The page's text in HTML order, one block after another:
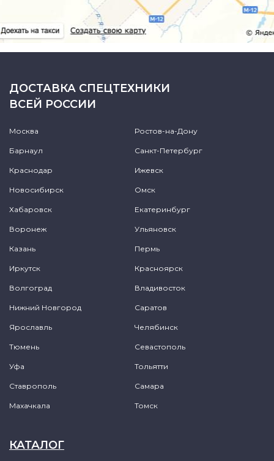
ДОСТАВКА СПЕЦТЕХНИКИ
ВСЕЙ РОССИИ
Москва Ростов-на-Дону
Барнаул Санкт-Петербург
Краснодар Ижевск
Новосибирск Омск
Хабаровск Екатеринбург
Воронеж Ульяновск
Казань Пермь
Иркутск Красноярск
Волгоград Владивосток
Нижний Новгород Саратов
Ярославль Челябинск
Тюмень Севастополь
Уфа Тольятти
Ставрополь Самара
Махачкала Томск
КАТАЛОГ